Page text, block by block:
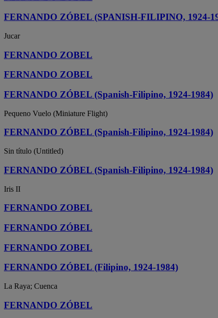
FERNANDO ZÓBEL (SPANISH-FILIPINO, 1924-
Jucar
FERNANDO ZOBEL
FERNANDO ZOBEL
FERNANDO ZÓBEL (Spanish-Filipino, 1924-1984)
Pequeno Vuelo (Miniature Flight)
FERNANDO ZÓBEL (Spanish-Filipino, 1924-1984)
Sin título (Untitled)
FERNANDO ZÓBEL (Spanish-Filipino, 1924-1984)
Iris II
FERNANDO ZOBEL
FERNANDO ZÓBEL
FERNANDO ZOBEL
FERNANDO ZÓBEL (Filipino, 1924-1984)
La Raya; Cuenca
FERNANDO ZÓBEL